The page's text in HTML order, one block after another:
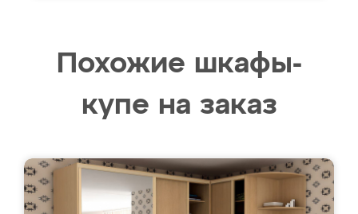
Похожие шкафы-
купе на заказ